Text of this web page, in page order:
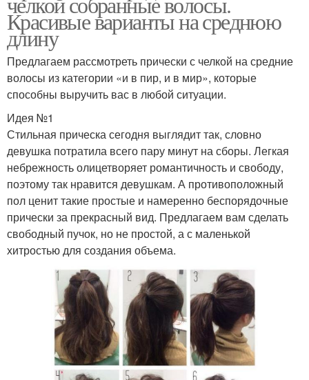
Красивые варианты на среднюю
длину
Предлагаем рассмотреть прически с челкой на средние
волосы из категории «и в пир, и в мир», которые
способны выручить вас в любой ситуации.
Идея №1
Стильная прическа сегодня выглядит так, словно
девушка потратила всего пару минут на сборы. Легкая
небрежность олицетворяет романтичность и свободу,
поэтому так нравится девушкам. А противоположный
пол ценит такие простые и намеренно беспорядочные
прически за прекрасный вид. Предлагаем вам сделать
свободный пучок, но не простой, а с маленькой
хитростью для создания объема.